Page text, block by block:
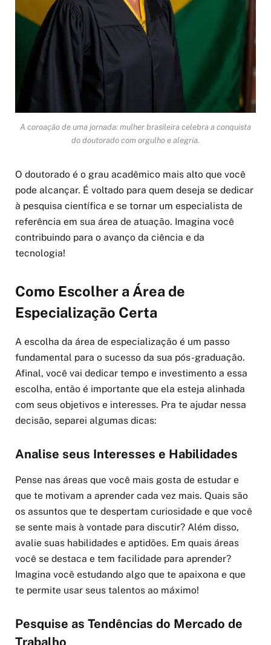
A coroação de uma jornada: mulher brasileira celebra a conquista
do doutorado com orgulho e alegria.
O doutorado é o grau acadêmico mais alto que você
pode alcançar. É voltado para quem deseja se dedicar
à pesquisa científica e se tornar um especialista de
referência em sua área de atuação. Imagina você
contribuindo para o avanço da ciência e da
tecnologia!
Como Escolher a Área de
Especialização Certa
A escolha da área de especialização é um passo
fundamental para o sucesso da sua pós-graduação.
Afinal, você vai dedicar tempo e investimento a essa
escolha, então é importante que ela esteja alinhada
com seus objetivos e interesses. Pra te ajudar nessa
decisão, separei algumas dicas:
Analise seus Interesses e Habilidades
Pense nas áreas que você mais gosta de estudar e
que te motivam a aprender cada vez mais. Quais são
os assuntos que te despertam curiosidade e que você
se sente mais à vontade para discutir? Além disso,
avalie suas habilidades e aptidões. Em quais áreas
você se destaca e tem facilidade para aprender?
Imagina você estudando algo que te apaixona e que
te permite usar seus talentos ao máximo!
Pesquise as Tendências do Mercado de